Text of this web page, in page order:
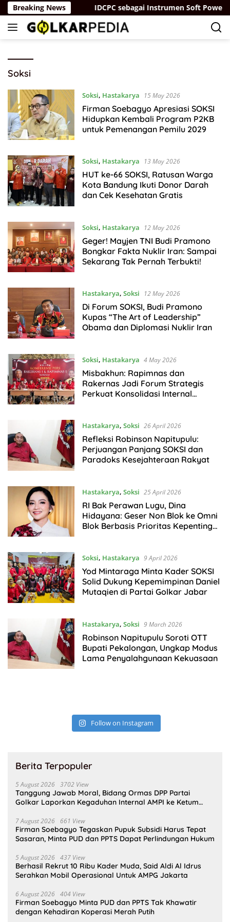
Skip
to
content
Breaking News
“Parah” IDCPC sebagai Instrumen Soft Power
Soksi
Soksi, Hastakarya 15 May 2026
Firman Soebagyo Apresiasi SOKSI
Hidupkan Kembali Program P2KB
untuk Pemenangan Pemilu 2029
Soksi, Hastakarya 13 May 2026
HUT ke-66 SOKSI, Ratusan Warga
Kota Bandung Ikuti Donor Darah
dan Cek Kesehatan Gratis
Soksi, Hastakarya 12 May 2026
Geger! Mayjen TNI Budi Pramono
Bongkar Fakta Nuklir Iran: Sampai
Sekarang Tak Pernah Terbukti!
Hastakarya, Soksi 12 May 2026
Di Forum SOKSI, Budi Pramono
Kupas “The Art of Leadership”
Obama dan Diplomasi Nuklir Iran
Soksi, Hastakarya 4 May 2026
Misbakhun: Rapimnas dan
Rakernas Jadi Forum Strategis
Perkuat Konsolidasi Internal
Hastakarya, Soksi 26 April 2026
Refleksi Robinson Napitupulu:
Perjuangan Panjang SOKSI dan
Paradoks Kesejahteraan Rakyat
Hastakarya, Soksi 25 April 2026
RI Bak Perawan Lugu, Dina
Hidayana: Geser Non Blok ke Omni
Blok Berbasis Prioritas Kepentingan
Soksi, Hastakarya 9 April 2026
Yod Mintaraga Minta Kader SOKSI
Solid Dukung Kepemimpinan Daniel
Mutaqien di Partai Golkar Jabar
Hastakarya, Soksi 9 March 2026
Robinson Napitupulu Soroti OTT
Bupati Pekalongan, Ungkap Modus
Lama Penyalahgunaan Kekuasaan
Follow on Instagram
Berita Terpopuler
5 August 2026 3702 View
Tanggung Jawab Moral, Bidang Ormas DPP Partai
Golkar Laporkan Kegaduhan Internal AMPI ke Ketum
7 August 2026 661 View
Firman Soebagyo Tegaskan Pupuk Subsidi Harus Tepat
Sasaran, Minta PUD dan PPTS Dapat Perlindungan Hukum
5 August 2026 437 View
Berhasil Rekrut 10 Ribu Kader Muda, Said Aldi Al Idrus
Serahkan Mobil Operasional Untuk AMPG Jakarta
6 August 2026 404 View
Firman Soebagyo Minta PUD dan PPTS Tak Khawatir
dengan Kehadiran Koperasi Merah Putih